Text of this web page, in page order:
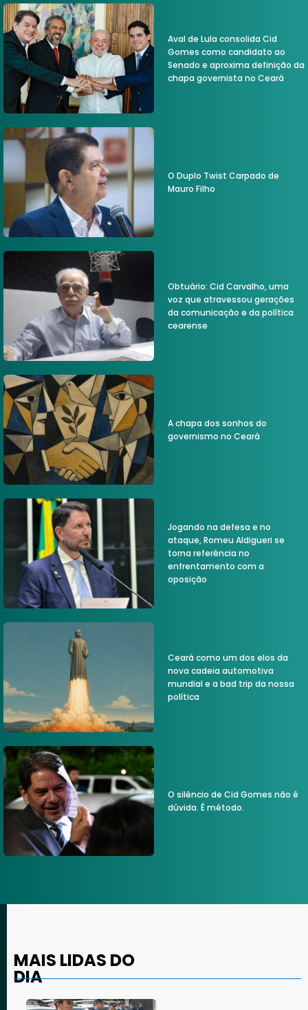
Aval de Lula consolida Cid
Gomes como candidato ao
Senado e aproxima definição da
chapa governista no Ceará
O Duplo Twist Carpado de
Mauro Filho
Obtuário: Cid Carvalho, uma
voz que atravessou gerações
da comunicação e da política
cearense
A chapa dos sonhos do
governismo no Ceará
Jogando na defesa e no
ataque, Romeu Aldigueri se
torna referência no
enfrentamento com a
oposição
Ceará como um dos elos da
nova cadeia automotiva
mundial e a bad trip da nossa
política
O silêncio de Cid Gomes não é
dúvida. É método.
MAIS LIDAS DO
DIA